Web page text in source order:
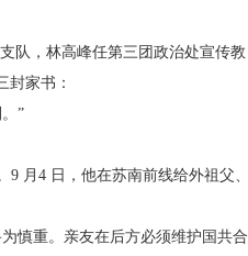
队，林高峰任第三团政治处宣传教
封家书：
”
9 月4 日，他在苏南前线给外祖父、
慎重。亲友在后方必须维护国共合